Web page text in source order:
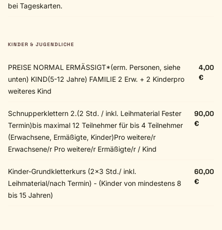
bei Tageskarten.
KINDER & JUGENDLICHE
PREISE NORMAL ERMÄSSIGT*(erm. Personen, siehe
unten) KIND(5-12 Jahre) FAMILIE 2 Erw. + 2 Kinderpro
weiteres Kind
4,00
€
Schnupperklettern 2.(2 Std. / inkl. Leihmaterial Fester
Termin)bis maximal 12 Teilnehmer für bis 4 Teilnehmer
(Erwachsene, Ermäßigte, Kinder)Pro weitere/r
Erwachsene/r Pro weitere/r Ermäßigte/r / Kind
90,00
€
Kinder-Grundkletterkurs (2x3 Std./ inkl.
Leihmaterial/nach Termin) - (Kinder von mindestens 8
bis 15 Jahren)
60,00
€